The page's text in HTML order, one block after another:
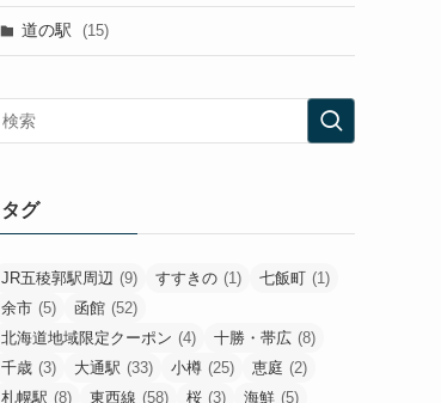
道の駅 (15)
タグ
JR五稜郭駅周辺 (9) すすきの (1) 七飯町 (1)
余市 (5) 函館 (52)
北海道地域限定クーポン (4) 十勝・帯広 (8)
千歳 (3) 大通駅 (33) 小樽 (25) 恵庭 (2)
札幌駅 (8) 東西線 (58) 桜 (3) 海鮮 (5)